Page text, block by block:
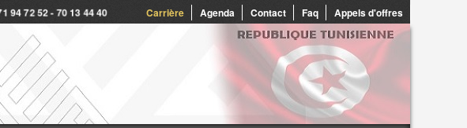
Carrière Agenda Contact Faq Appels d'offres
94 72 52 - 70 13 44 40